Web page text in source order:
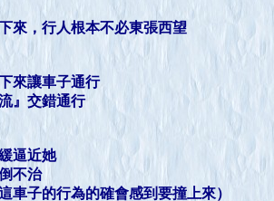
來，行人根本不必東張西望
來讓車子通行
』交錯通行
逼近她
不治
車子的行為的確會感到要撞上來）